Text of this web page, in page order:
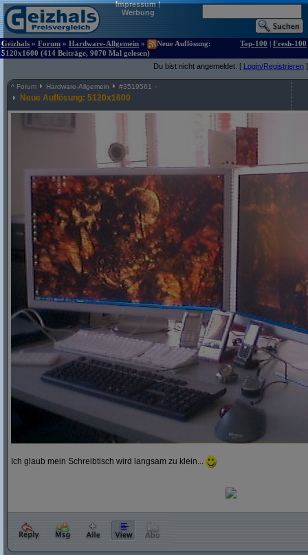
Impressum|
Werbung
Geizhals » Forum » Hardware-Allgemein »
Neue Auflösung:
5120x1600 (414 Beiträge, 9070 Mal gelesen)
Top-100 | Fresh-100
Du bist nicht angemeldet. [ Login/Registrieren ]
^ Forum Hardware-Allgemein #3519561
Neue Auflösung: 5120x1600
Ich glaub mein Schreibtisch wird langsam zu klein...